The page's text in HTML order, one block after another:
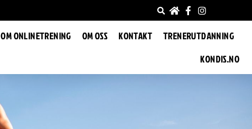
OM ONLINETRENING OM OSS KONTAKT
TRENERUTDANNING
KONDIS.NO